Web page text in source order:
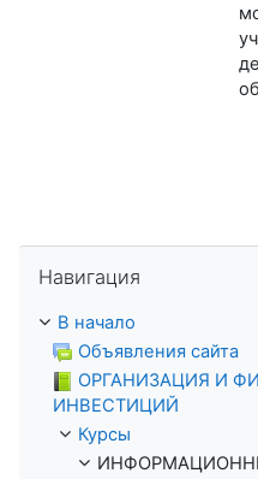
Навигация
В начало
Объявления сайта
ОРГАНИЗАЦИЯ И
ИНВЕСТИЦИЙ
Курсы